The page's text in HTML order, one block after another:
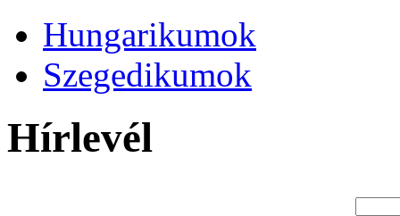
Hungarikumok
Szegedikumok
Hírlevél